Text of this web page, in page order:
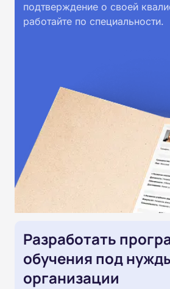
подтверждение о своей
работайте по специальности.
Разработать
обучения под
организации